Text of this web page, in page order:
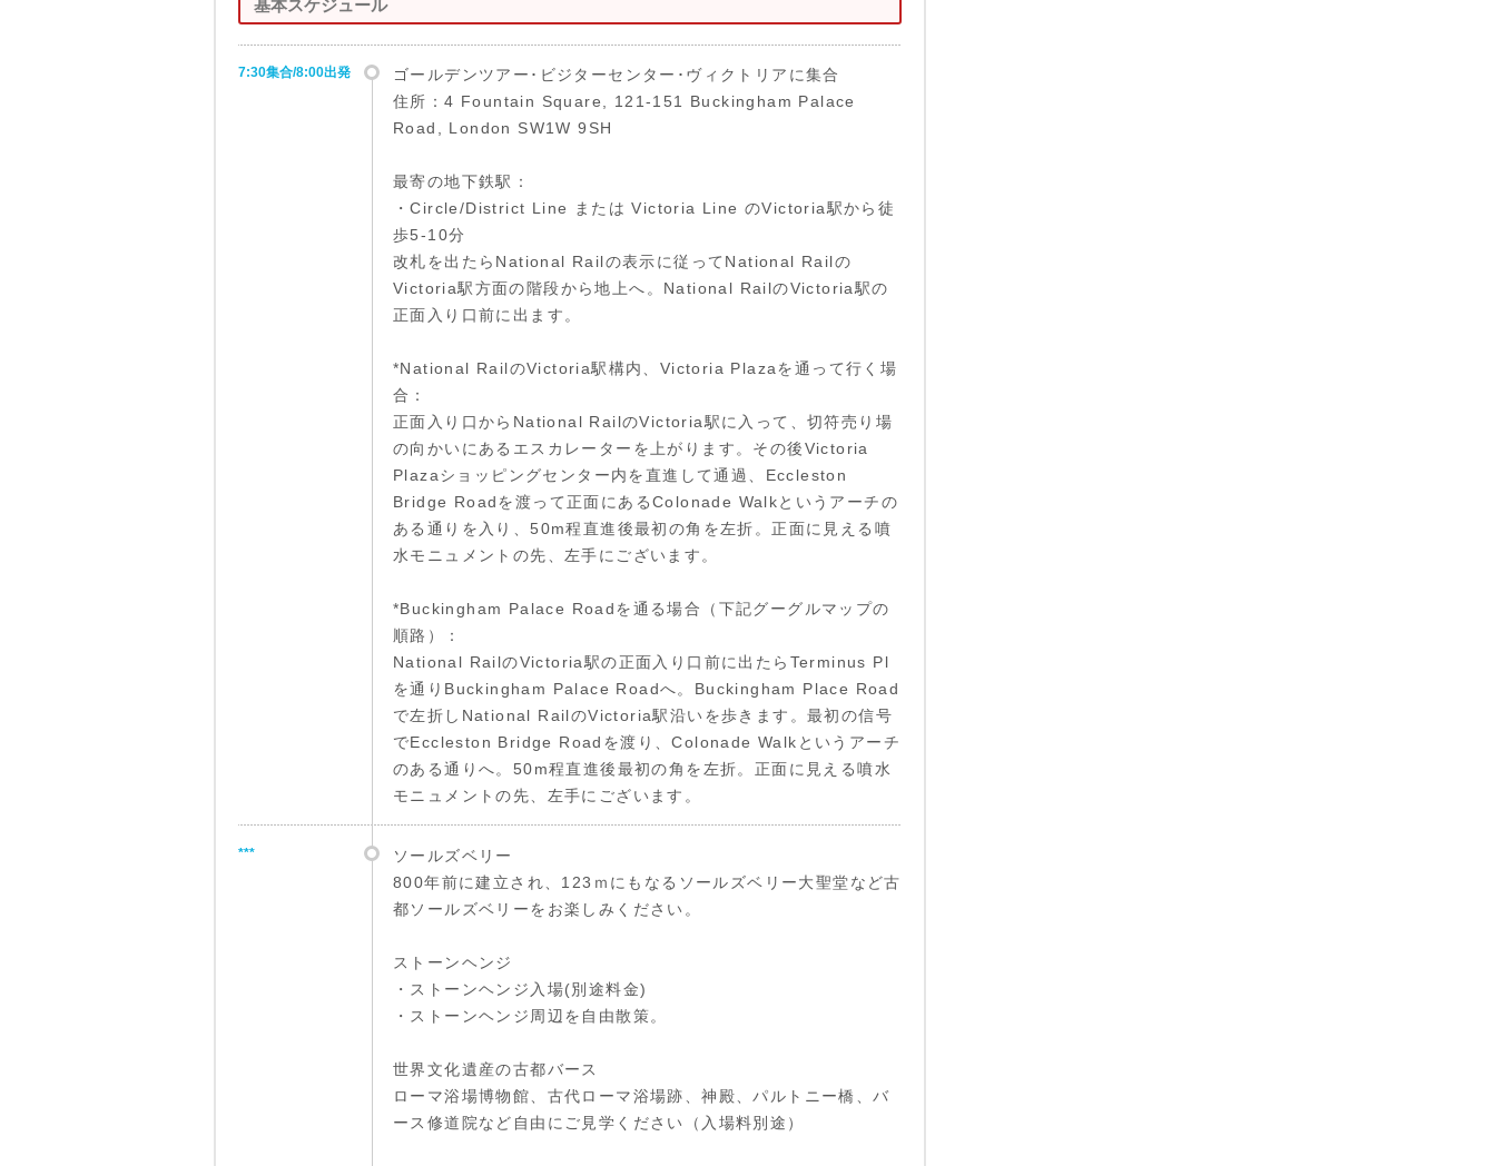
基本スケジュール
7:30集合/8:00出発
ゴールデンツアー･ビジターセンター･ヴィクトリアに集合
住所：4 Fountain Square, 121-151 Buckingham Palace
Road, London SW1W 9SH
最寄の地下鉄駅：
・Circle/District Line または Victoria Line のVictoria駅から徒
歩5-10分
改札を出たらNational Railの表示に従ってNational Railの
Victoria駅方面の階段から地上へ。National RailのVictoria駅の
正面入り口前に出ます。
*National RailのVictoria駅構内、Victoria Plazaを通って行く場
合：
正面入り口からNational RailのVictoria駅に入って、切符売り場
の向かいにあるエスカレーターを上がります。その後Victoria
Plazaショッピングセンター内を直進して通過、Eccleston
Bridge Roadを渡って正面にあるColonade Walkというアーチの
ある通りを入り、50m程直進後最初の角を左折。正面に見える噴
水モニュメントの先、左手にございます。
*Buckingham Palace Roadを通る場合（下記グーグルマップの
順路）：
National RailのVictoria駅の正面入り口前に出たらTerminus Pl
を通りBuckingham Palace Roadへ。Buckingham Place Road
で左折しNational RailのVictoria駅沿いを歩きます。最初の信号
でEccleston Bridge Roadを渡り、Colonade Walkというアーチ
のある通りへ。50m程直進後最初の角を左折。正面に見える噴水
モニュメントの先、左手にございます。
***
ソールズベリー
800年前に建立され、123ｍにもなるソールズベリー大聖堂など古
都ソールズベリーをお楽しみください。
ストーンヘンジ
・ストーンヘンジ入場(別途料金)
・ストーンヘンジ周辺を自由散策。
世界文化遺産の古都バース
ローマ浴場博物館、古代ローマ浴場跡、神殿、パルトニー橋、バ
ース修道院など自由にご見学ください（入場料別途）